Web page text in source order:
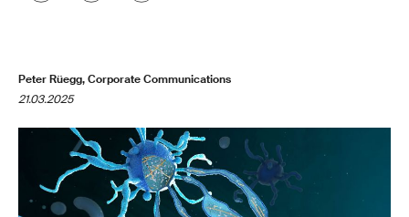
Peter Rüegg, Corporate Communications
21.03.2025